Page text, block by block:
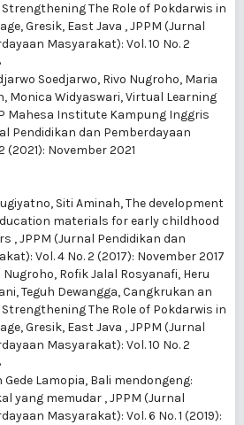
The Role of Pokdarwis in
Gresik, East Java ,JPPM (Jurnal
Masyarakat): Vol. 10 No. 2
Soedjarwo, Rivo Nugroho, Maria
Monica Widyaswari,Virtual Learning
Mahesa Institute Kampung Inggris
Pendidikan dan Pemberdayaan
(2021): November 2021
Siti Aminah,The development
materials for early childhood
,JPPM (Jurnal Pendidikan dan
Vol. 4 No. 2 (2017): November 2017
Rofik Jalal Rosyanafi, Heru
Teguh Dewangga,Cangkrukan an
The Role of Pokdarwis in
Gresik, East Java ,JPPM (Jurnal
Masyarakat): Vol. 10 No. 2
Lamopia, Bali mendongeng:
yang memudar ,JPPM (Jurnal
Masyarakat): Vol. 6 No. 1 (2019):